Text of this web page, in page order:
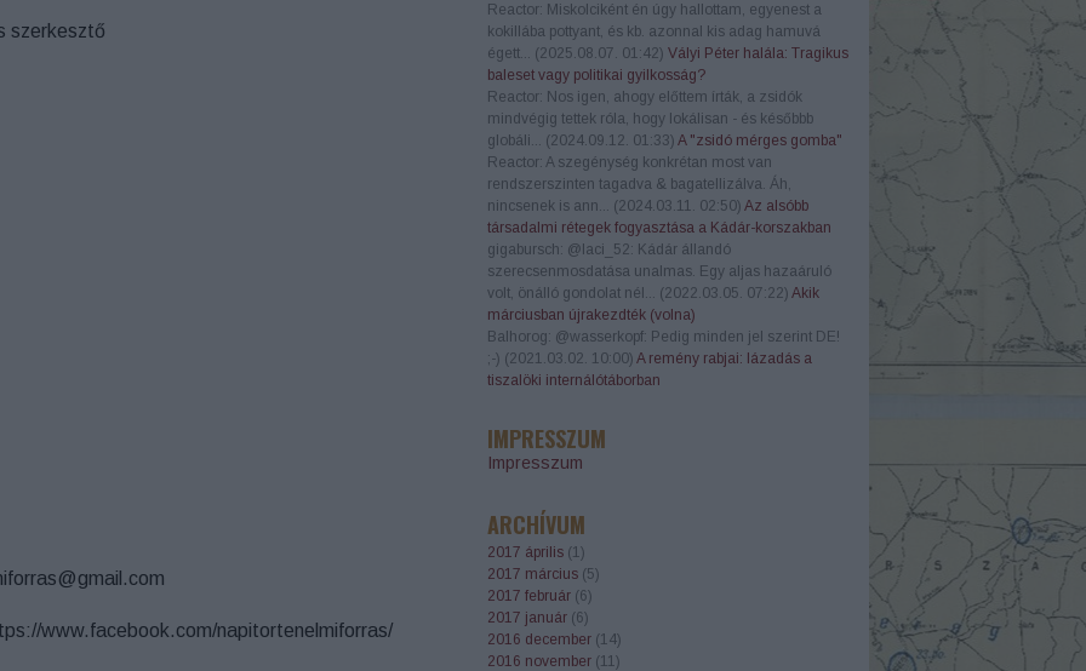
szerkesztő
www.facebook.com/napitortenelmiforras/
Reactor: Miskolciként én úgy hallottam, egyenest a
kokillába pottyant, és kb. azonnal kis adag hamuvá
égett... (2025.08.07. 01:42) Vályi Péter halála: Tragikus
baleset vagy politikai gyilkosság?
Reactor: Nos igen, ahogy előttem írták, a zsidók
mindvégig tettek róla, hogy lokálisan - és későbbb
globáli... (2024.09.12. 01:33) A "zsidó mérges gomba"
Reactor: A szegénység konkrétan most van
rendszerszinten tagadva & bagatellizálva. Áh,
nincsenek is ann... (2024.03.11. 02:50) Az alsóbb
társadalmi rétegek fogyasztása a Kádár-korszakban
gigabursch: @laci_52: Kádár állandó
szerecsenmosdatása unalmas. Egy aljas hazaáruló
volt, önálló gondolat nél... (2022.03.05. 07:22) Akik
márciusban újrakezdték (volna)
Balhorog: @wasserkopf: Pedig minden jel szerint DE!
;-) (2021.03.02. 10:00) A remény rabjai: lázadás a
tiszalöki internálótáborban
IMPRESSZUM
Impresszum
ARCHÍVUM
2017 április (1)
2017 március (5)
2017 február (6)
2017 január (6)
2016 december (14)
2016 november (11)